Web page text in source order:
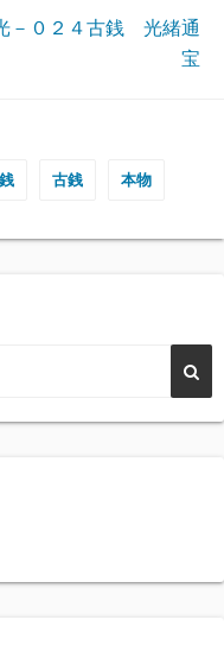
－０２４古銭 光緒通
宝
古銭 本物